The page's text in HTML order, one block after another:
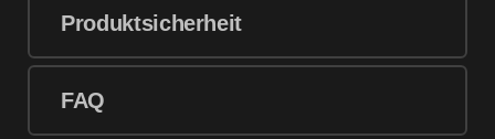
Produktsicherheit
FAQ